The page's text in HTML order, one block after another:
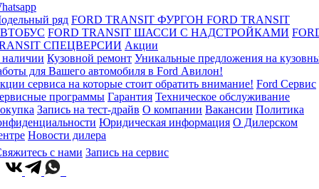
ряд FORD TRANSIT ФУРГОН FORD TRANSIT
FORD TRANSIT ШАССИ С НАДСТРОЙКАМИ
СПЕЦВЕРСИИ Акции
Кузовной ремонт Уникальные предложения на
для Вашего автомобиля в Ford Авилон!
сервиса на которые стоит обратить внимание! Ford Сервис
программы Гарантия Техническое обслуживание
Запись на тест-драйв О компании Вакансии Политика
Юридическая информация О Дилерском
Новости дилера
с нами Запись на сервис